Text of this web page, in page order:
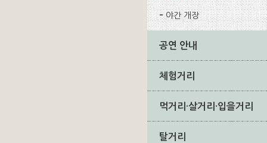
야간 개장
공연 안내
체험거리
먹거리·살거리·입을거리
탈거리